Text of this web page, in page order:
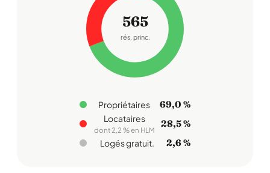
565
rés. princ.
Propriétaires 69,0 %
Locataires
dont 2,2 % en HLM
28,5 %
Logés gratuit. 2,6 %